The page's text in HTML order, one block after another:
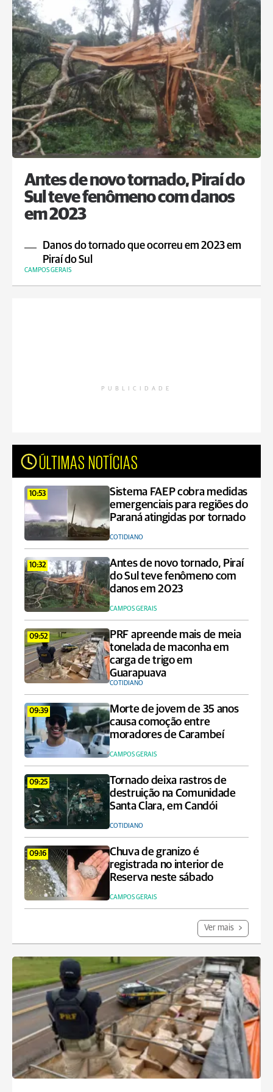
Antes de novo tornado, Piraí do
Sul teve fenômeno com danos
em 2023
Danos do tornado que ocorreu em 2023 em
Piraí do Sul
CAMPOS GERAIS
PUBLICIDADE
ÚLTIMAS NOTÍCIAS
10:53
Sistema FAEP cobra medidas
emergenciais para regiões do
Paraná atingidas por tornado
COTIDIANO
10:32
Antes de novo tornado, Piraí
do Sul teve fenômeno com
danos em 2023
CAMPOS GERAIS
09:52
PRF apreende mais de meia
tonelada de maconha em
carga de trigo em
Guarapuava
COTIDIANO
09:39
Morte de jovem de 35 anos
causa comoção entre
moradores de Carambeí
CAMPOS GERAIS
09:25
Tornado deixa rastros de
destruição na Comunidade
Santa Clara, em Candói
COTIDIANO
09:16
Chuva de granizo é
registrada no interior de
Reserva neste sábado
CAMPOS GERAIS
Ver mais